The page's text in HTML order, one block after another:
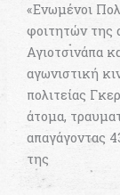
«Ενωμένοι
φοιτητών της
Αγιοτσινάπα
αγωνιστική
πολιτείας
άτομα,
απαγάγοντας
της